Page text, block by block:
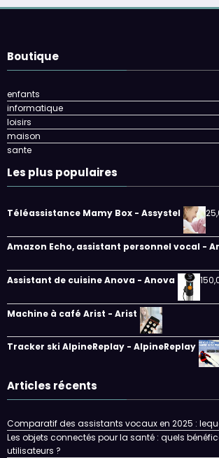
Boutique
enfants
informatique
loisirs
maison
sante
Les plus populaires
Téléassistance Mamy Box - Assystel
Amazon Echo, assistant personnel vocal -
Assistant de cuisine Anova - Anova
Machine à café Arist - Arist
Tracker ski AlpineReplay - AlpineReplay
Articles récents
Comparatif des assistants vocaux en 2025 :
Les objets connectés pour la santé : quels
utilisateurs ?